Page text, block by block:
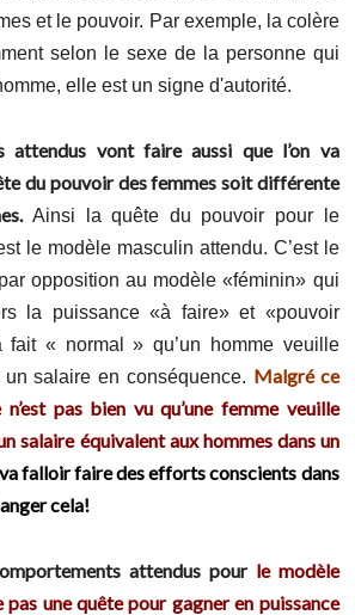
et le pouvoir. Par exemple, la colère
selon le sexe de la personne qui
elle est un signe d'autorité.
attendus vont faire aussi que l’on va
du pouvoir des femmes soit différente
Ainsi la quête du pouvoir pour le
le modèle masculin attendu. C’est le
opposition au modèle «féminin» qui
la puissance «à faire» et «pouvoir
fait « normal » qu’un homme veuille
salaire en conséquence. Malgré ce
n’est pas bien vu qu’une femme veuille
salaire équivalent aux hommes dans un
falloir faire des efforts conscients dans
cela!
attendus pour le modèle
une quête pour gagner en puissance